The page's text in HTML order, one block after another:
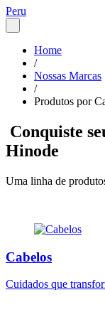
Peru
Home
/
Nossas Marcas
/
Produtos por
Conquiste
Hinode
Uma linha de
Cabelos
Cuidados que